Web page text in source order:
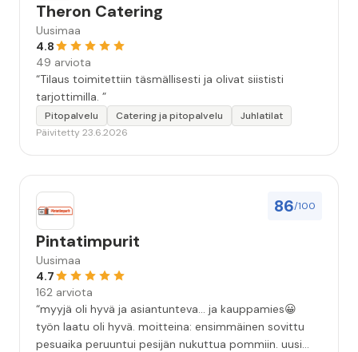
Theron Catering
Uusimaa
4.8
49 arviota
“Tilaus toimitettiin täsmällisesti ja olivat siististi
tarjottimilla. ”
Pitopalvelu Catering ja pitopalvelu
Juhlatilat
Päivitetty 23.6.2026
86/100
Pintatimpurit
Uusimaa
4.7
162 arviota
“myyjä oli hyvä ja asiantunteva... ja kauppamies😀
työn laatu oli hyvä. moitteina: ensimmäinen sovittu
pesuaika peruuntui pesijän nukuttua pommiin. uusi